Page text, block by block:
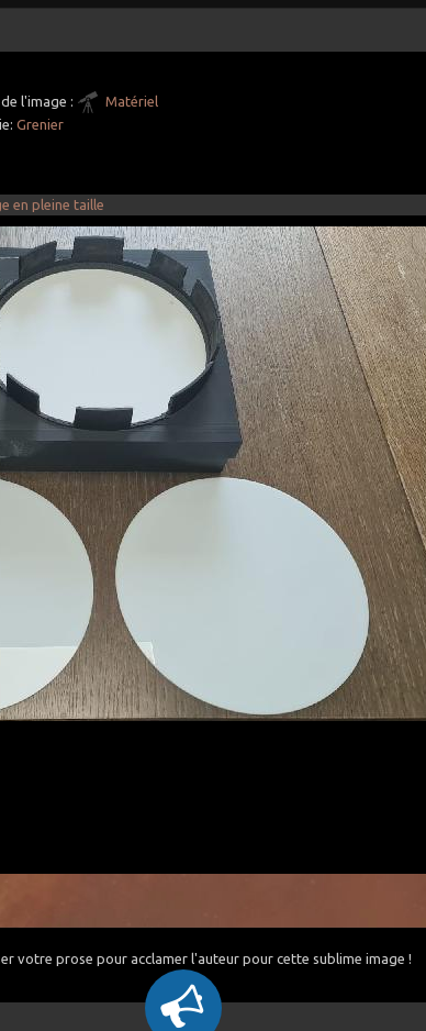
l'image :
Matériel
Grenier
en pleine taille
votre prose pour acclamer l'auteur pour cette sublime image !